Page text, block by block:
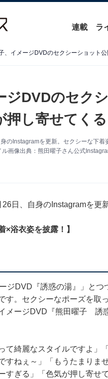
連載 ラ
、イメージDVDのセクシーショット
ジDVDのセク
押し寄せてく
のInstagramを更新。セクシーな下
画像出典：熊田曜子さん公式
日、自身のInstagramを更
×浴衣姿を披露！】
ジDVD『誘惑の湯』」と
す。セクシーなポーズを取
メージDVD『熊田曜子 誘
て綺麗なスタイルですよ」
すねぇ～」「もうたまりま
すぎる」「色気が押し寄せ